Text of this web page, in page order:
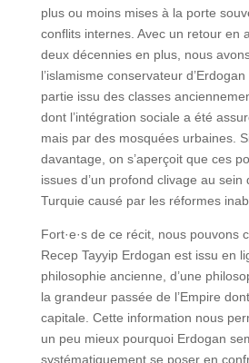
plus ou moins mises à la porte
conflits internes. Avec un retour en
deux décennies en plus, nous
l’islamisme conservateur
partie issu des classes
dont l’intégration sociale a été
mais par des mosquées urbaines.
davantage, on s’aperçoit que ces
issues d’un profond clivage au sein
Turquie causé par les réformes
Fort·e·s de ce récit, nous pouvons
Recep Tayyip Erdogan est issu en
philosophie ancienne, d’une
la grandeur passée de l’Empire
capitale. Cette information nous
un peu mieux pourquoi Erdogan
systématiquement se poser en